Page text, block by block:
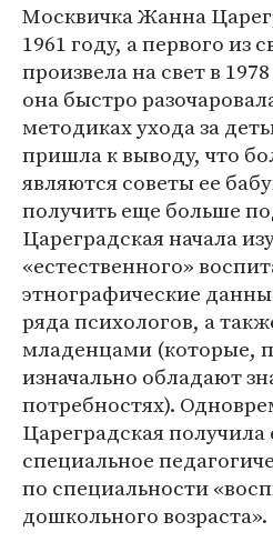
Москвичка Жанна
1961 году, а первого из
произвела на свет в
она быстро
методиках ухода за
пришла к выводу, что
являются советы ее
получить еще больше
Цареградская начала
«естественного»
этнографические
ряда психологов, а
младенцами (которые,
изначально обладают
потребностях).
Цареградская получила
специальное
по специальности
дошкольного возраста».